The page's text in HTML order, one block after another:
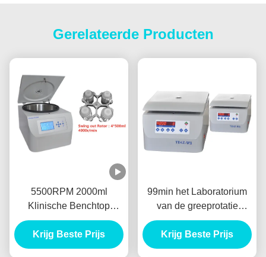
Gerelateerde Producten
5500RPM 2000ml
Klinische Benchtop
centrifugeert Grote
Geventileerde Capaciteit
5310RCF
Krijg Beste Prijs
99min het Laboratorium
van de greeprotatie
centrifugeert Machine,
4000r/Min Bench Top
Centrifuge Digital
Krijg Beste Prijs